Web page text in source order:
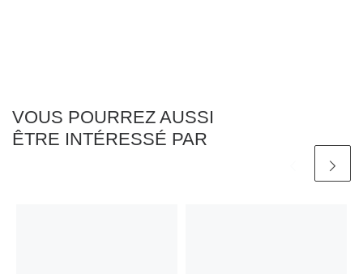
VOUS POURREZ AUSSI
ÊTRE INTÉRESSÉ PAR